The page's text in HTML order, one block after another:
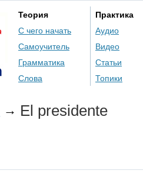
Теория
С чего начать
Самоучитель
Грамматика
Слова
Практика
Аудио
Видео
Статьи
Топики
→ El presidente